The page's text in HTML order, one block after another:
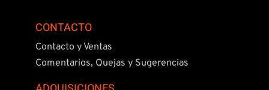
CONTACTO
Contacto y Ventas
Comentarios, Quejas y Sugerencias